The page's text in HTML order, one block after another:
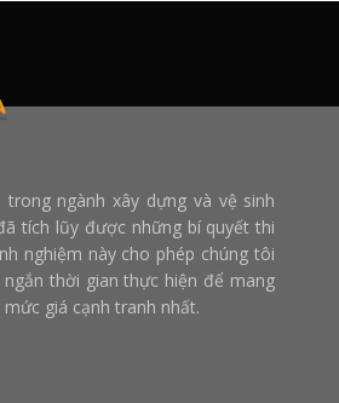
ngành xây dựng và vệ sinh
tích lũy được những bí quyết thi
nghiệm này cho phép chúng tôi
thời gian thực hiện để mang
giá cạnh tranh nhất.